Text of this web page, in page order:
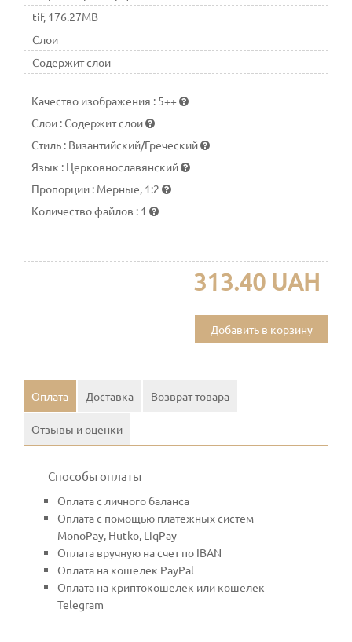
tif, 176.27MB
Слои
Содержит слои
Качество изображения : 5++
Слои :Содержит слои
Стиль : Византийский/Греческий
Язык : Церковнославянский
Пропорции : Мерные, 1:2
Количество файлов : 1
313.40 UAH
Добавить в корзину
Оплата Доставка Возврат товара
Отзывы и оценки
Способы оплаты
Оплата с личного баланса
Оплата с помощью платежных систем
MonoPay, Hutko, LiqPay
Оплата вручную на счет по IBAN
Оплата на кошелек PayPal
Оплата на криптокошелек или кошелек
Telegram